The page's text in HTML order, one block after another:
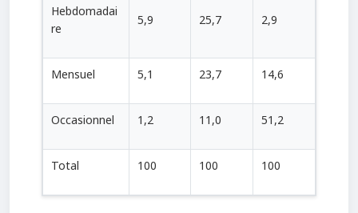
Hebdomadai
re
5,9 25,7 2,9
Mensuel 5,1 23,7 14,6
Occasionnel 1,2 11,0 51,2
Total 100 100 100